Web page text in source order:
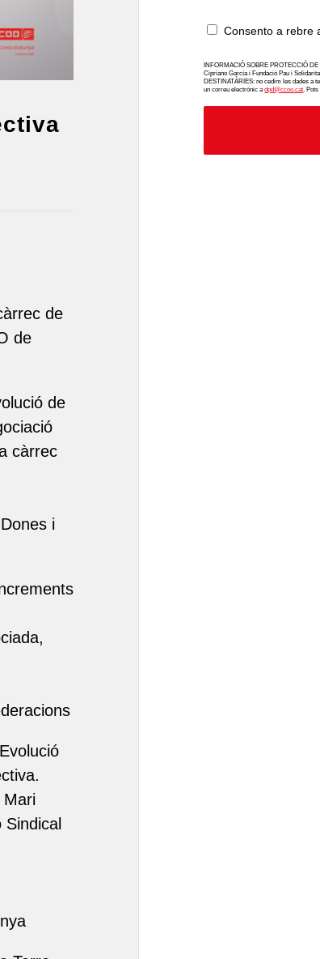
de
de
de
càrrec
i
Sindical
Consento a rebre
INFORMACIÓ SOBRE PROTECCIÓ
Cipriano García i Fundació Pau i
DESTINATÀRIES: no cedim les dades a
un correu electrònic adpd@ccoo.cat.